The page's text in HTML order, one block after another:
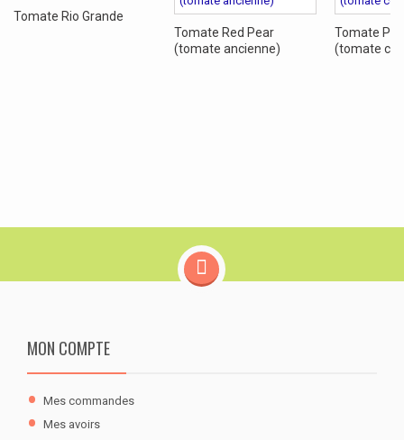
Tomate Rio Grande
Tomate Red Pear
(tomate ancienne)
Tomate
(tomate
MON COMPTE
Mes commandes
Mes avoirs